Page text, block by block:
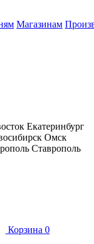
Магазинам
Екатеринбург
Омск
Ставрополь
Корзина 0